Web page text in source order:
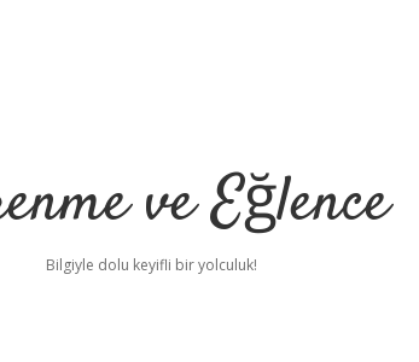
ve Eğlence
Bilgiyle dolu keyifli bir yolculuk!